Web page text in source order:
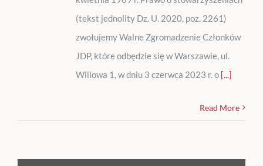
(tekst jednolity Dz. U. 2020, poz. 2261)
zwołujemy Walne Zgromadzenie Członków
JDP, które odbędzie się w Warszawie, ul.
Willowa 1, w dniu 3 czerwca 2023 r. o [...]
Read More